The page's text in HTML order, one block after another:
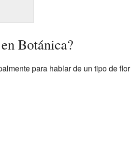
Botánica?
para hablar de un tipo de